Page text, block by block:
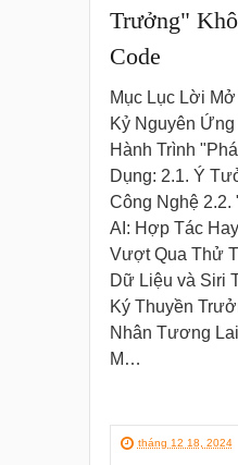
Trưởng"
Code
Mục Lục Lời
Kỷ Nguyên
Hành Trình
Dụng: 2.1. Ý
Công Nghệ 2.2.
AI: Hợp Tác
Vượt Qua Thử
Dữ Liệu và Siri
Ký Thuyền
Nhân Tương
M…
tháng 12 18, 2024